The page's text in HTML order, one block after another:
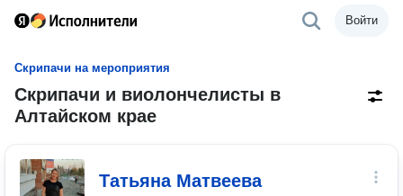
Войти
Скрипачи на мероприятия
Скрипачи и виолончелисты в
Алтайском крае
Татьяна Матвеева